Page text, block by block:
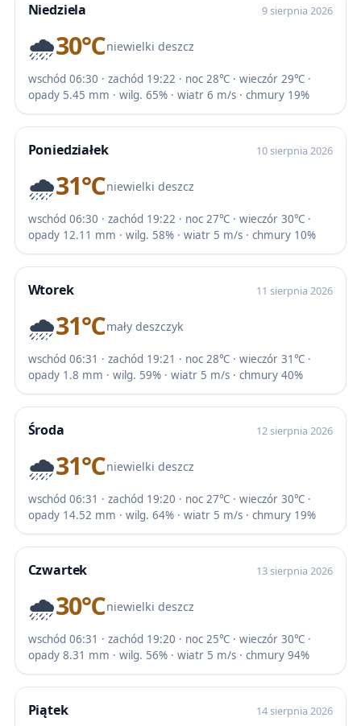
Niedziela 9 sierpnia 2026
🌧️30℃niewielki deszcz
wschód 06:30 · zachód 19:22 · noc 28℃ · wieczór 29℃ ·
opady 5.45 mm · wilg. 65% · wiatr 6 m/s · chmury 19%
Poniedziałek 10 sierpnia 2026
🌧️31℃niewielki deszcz
wschód 06:30 · zachód 19:22 · noc 27℃ · wieczór 30℃ ·
opady 12.11 mm · wilg. 58% · wiatr 5 m/s · chmury 10%
Wtorek 11 sierpnia 2026
🌧️31℃mały deszczyk
wschód 06:31 · zachód 19:21 · noc 28℃ · wieczór 31℃ ·
opady 1.8 mm · wilg. 59% · wiatr 5 m/s · chmury 40%
Środa 12 sierpnia 2026
🌧️31℃niewielki deszcz
wschód 06:31 · zachód 19:20 · noc 27℃ · wieczór 30℃ ·
opady 14.52 mm · wilg. 64% · wiatr 5 m/s · chmury 19%
Czwartek 13 sierpnia 2026
🌧️30℃niewielki deszcz
wschód 06:31 · zachód 19:20 · noc 25℃ · wieczór 30℃ ·
opady 8.31 mm · wilg. 56% · wiatr 5 m/s · chmury 94%
Piątek 14 sierpnia 2026